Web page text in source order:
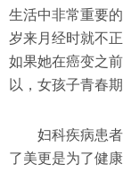
生活中非常重要
岁来月经时就不
如果她在癌变之
以，女孩子青春
妇科疾病患
了美更是为了健